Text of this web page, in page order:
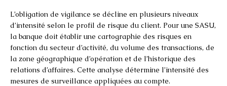
L’obligation de vigilance se décline en plusieurs niveaux
d’intensité selon le profil de risque du client. Pour une SASU,
la banque doit établir une cartographie des risques en
fonction du secteur d’activité, du volume des transactions, de
la zone géographique d’opération et de l’historique des
relations d’affaires. Cette analyse détermine l’intensité des
mesures de surveillance appliquées au compte.